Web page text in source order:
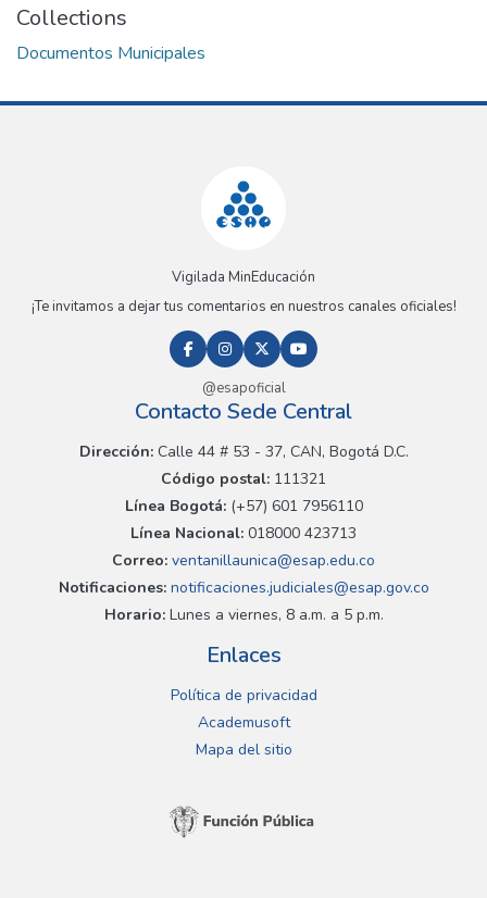
Collections
Documentos Municipales
Vigilada MinEducación
¡Te invitamos a dejar tus comentarios en nuestros canales oficiales!
@esapoficial
Contacto Sede Central
Dirección:Calle 44 # 53 - 37, CAN, Bogotá D.C.
Código postal: 111321
Línea Bogotá:(+57) 601 7956110
Línea Nacional: 018000 423713
Correo: ventanillaunica@esap.edu.co
Notificaciones:notificaciones.judiciales@esap.gov.co
Horario:Lunes a viernes, 8 a.m. a 5 p.m.
Enlaces
Política de privacidad
Academusoft
Mapa del sitio